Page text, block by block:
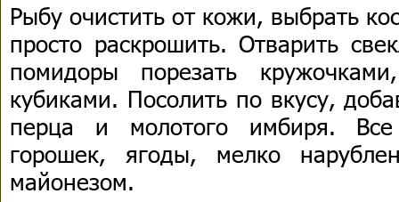
Рыбу очистить от кожи, выбрать
просто раскрошить. Отварить
помидоры порезать
кубиками. Посолить по вкусу,
перца и молотого имбиря. Все
горошек, ягоды, мелко
майонезом.